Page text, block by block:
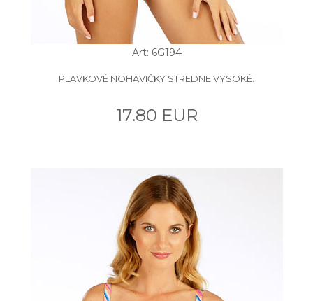
Art: 6G194
PLAVKOVÉ NOHAVIČKY STREDNE VYSOKÉ.
17.80 EUR